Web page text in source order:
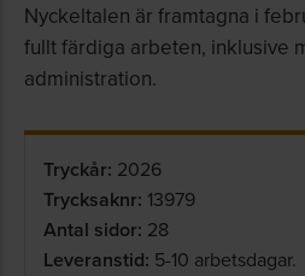
Nyckeltalen är framtagna i
fullt färdiga arbeten, inklusive
administration.
Tryckår: 2026
Trycksaknr: 13979
Antal sidor: 28
Leveranstid: 5-10 arbetsdagar.